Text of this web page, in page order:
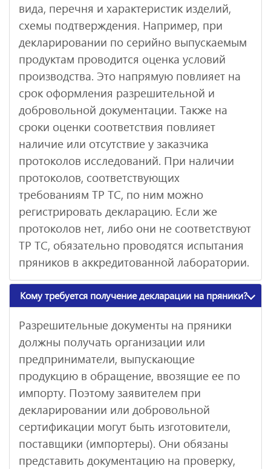
вида, перечня и характеристик изделий,
схемы подтверждения. Например, при
декларировании по серийно выпускаемым
продуктам проводится оценка условий
производства. Это напрямую повлияет на
срок оформления разрешительной и
добровольной документации. Также на
сроки оценки соответствия повлияет
наличие или отсутствие у заказчика
протоколов исследований. При наличии
протоколов, соответствующих
требованиям ТР ТС, по ним можно
регистрировать декларацию. Если же
протоколов нет, либо они не соответствуют
ТР ТС, обязательно проводятся испытания
пряников в аккредитованной лаборатории.
Кому требуется получение декларации на пряники?
Разрешительные документы на пряники
должны получать организации или
предприниматели, выпускающие
продукцию в обращение, ввозящие ее по
импорту. Поэтому заявителем при
декларировании или добровольной
сертификации могут быть изготовители,
поставщики (импортеры). Они обязаны
представить документацию на проверку,